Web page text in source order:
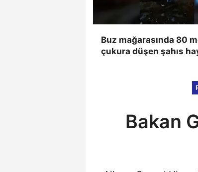
Buz mağarasında 80
çukura düşen şahıs
Bakan